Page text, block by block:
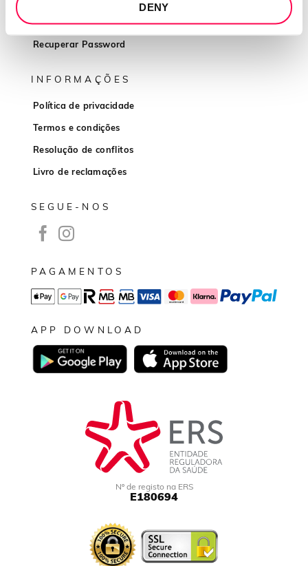
DENY
Conta cliente
Recuperar Password
INFORMAÇÕES
Política de privacidade
Termos e condições
Resolução de conflitos
Livro de reclamações
SEGUE-NOS
PAGAMENTOS
APP DOWNLOAD
Nº de registo na ERS
E180694